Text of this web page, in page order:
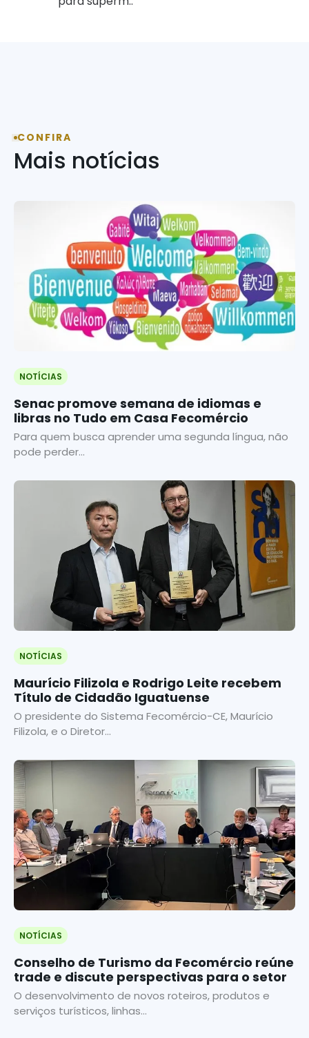
CONFIRA
Mais notícias
NOTÍCIAS
Senac promove semana de idiomas e
libras no Tudo em Casa Fecomércio
Para quem busca aprender uma segunda língua, não
pode perder...
NOTÍCIAS
Maurício Filizola e Rodrigo Leite recebem
Título de Cidadão Iguatuense
O presidente do Sistema Fecomércio-CE, Maurício
Filizola, e o Diretor...
NOTÍCIAS
Conselho de Turismo da Fecomércio reúne
trade e discute perspectivas para o setor
O desenvolvimento de novos roteiros, produtos e
serviços turísticos, linhas...